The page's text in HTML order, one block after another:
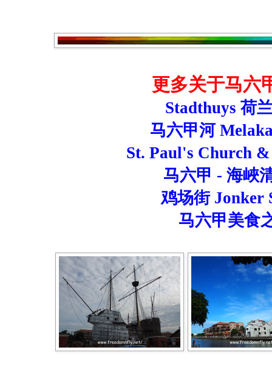
更多关于马六
Stadthuys 荷
马六甲河
St. Paul's Church &
马六甲 - 海峽
鸡场街 Jonker
马六甲美食